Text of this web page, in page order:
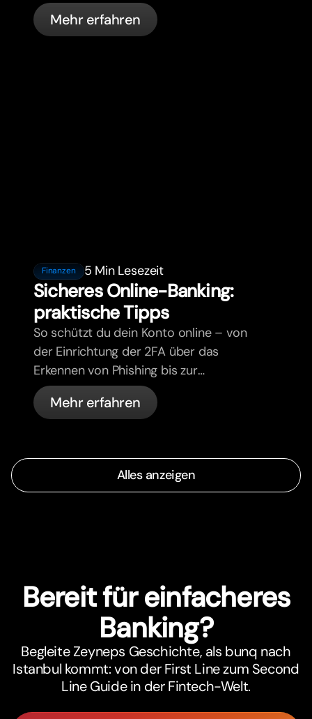
Krankenversicherung, Steuern,
Führerschein-Regeln und Banking für
Mehr erfahren
Finanzen 5 Min Lesezeit
Sicheres Online-Banking:
praktische Tipps
So schützt du dein Konto online – von
der Einrichtung der 2FA über das
Erkennen von Phishing bis zur
Kartenverwaltung und den
automatischen Sicherheitsfunktionen
Mehr erfahren
Alles anzeigen
Bereit für einfacheres
Banking?
Begleite Zeyneps Geschichte, als bunq nach
Istanbul kommt: von der First Line zum Second
Line Guide in der Fintech-Welt.